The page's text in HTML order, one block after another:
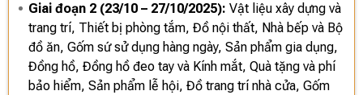
Giai đoạn 2 (23/10 – 27/10/2025): Vật liệu xây dựng và
trang trí, Thiết bị phòng tắm, Đồ nội thất, Nhà bếp và Bộ
đồ ăn, Gốm sứ sử dụng hàng ngày, Sản phẩm gia dụng,
Đồng hồ, Đồng hồ đeo tay và Kính mắt, Quà tặng và phí
bảo hiểm, Sản phẩm lễ hội, Đồ trang trí nhà cửa, Gốm